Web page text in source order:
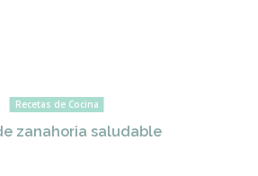
Recetas de Cocina
zanahoria saludable